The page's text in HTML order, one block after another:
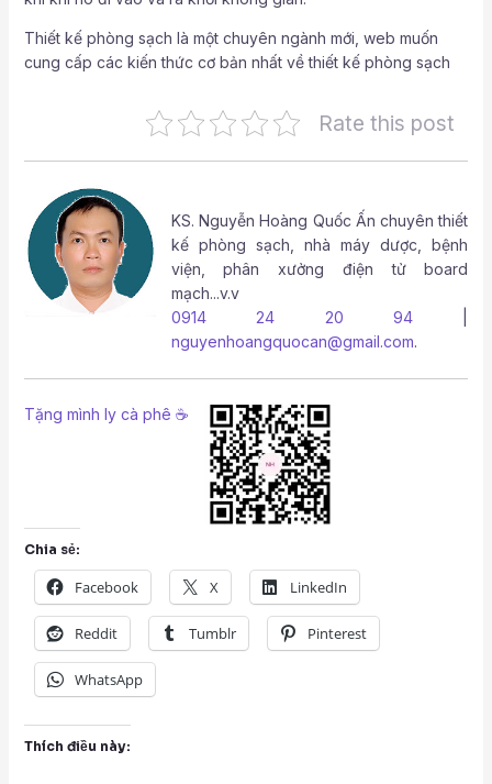
Thiết kế phòng sạch là một chuyên ngành mới, web muốn
cung cấp các kiến thức cơ bản nhất về thiết kế phòng sạch
Rate this post
KS. Nguyễn Hoàng Quốc Ấnchuyên thiết
kế phòng sạch, nhà máy dược, bệnh
viện, phân xưởng điện tử board
mạch...v.v
0914 24 20 94|
nguyenhoangquocan@gmail.com.
Tặng mình ly cà phê ☕
Chia sẻ:
Facebook X LinkedIn
Reddit Tumblr Pinterest
WhatsApp
Thích điều này: